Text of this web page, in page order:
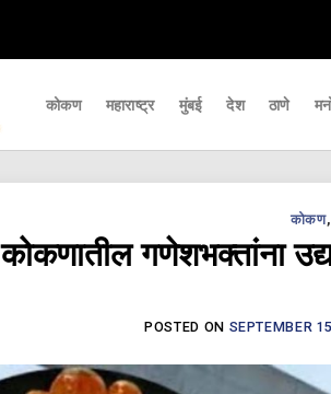
कोकण महाराष्ट्र मुंबई देश ठाणे
कोकण,
कोकणातील गणेशभक्तांना
POSTED ON SEPTEMBER